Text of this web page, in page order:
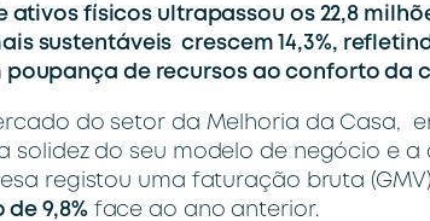
ativos físicos ultrapassou os 22,8
sustentáveis crescem 14,3%,
poupança de recursos ao conforto da
do setor da Melhoria da Casa,
solidez do seu modelo de negócio e
registou uma faturação bruta
9,8%face ao ano anterior.